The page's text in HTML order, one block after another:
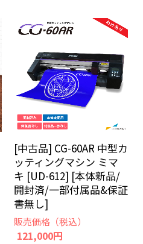
[中古品] CG-60AR 中型カ
ッティングマシン ミマ
キ [UD-612] [本体新品/
開封済/一部付属品&保証
書無し]
販売価格（税込）
121,000円